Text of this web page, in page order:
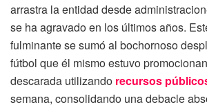
arrastra la entidad desde
se ha agravado en los últimos años.
fulminante se sumó al bochornoso
fútbol que él mismo estuvo
descarada utilizando recursos
semana, consolidando una debacle